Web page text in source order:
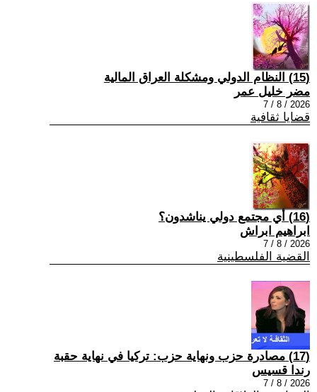
(15) النظام الدولي ومشكلة العراق المالية
مضر خليل عمر
2026 / 8 / 7
قضايا ثقافية
(16) أي مجتمع دولي يناشدون؟
ابراهيم ابراش
2026 / 8 / 7
القضية الفلسطينية
(17) مصادرة حزب ونهاية حزب: تركيا في نهاية حقبة
رندا قسيس
2026 / 8 / 7